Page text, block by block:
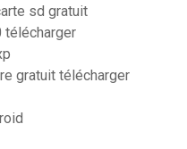
sd gratuit
télécharger
gratuit télécharger